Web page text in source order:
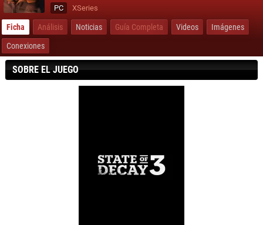
PC XSeries
Ficha Análisis Noticias Guía Completa Videos
Imágenes
Conexiones
SOBRE EL JUEGO